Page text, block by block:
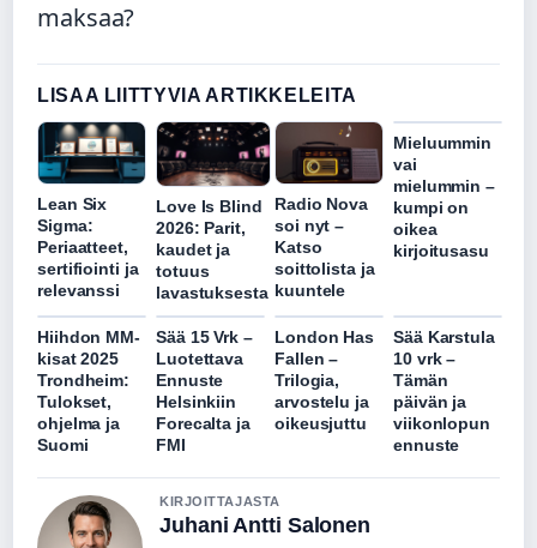
maksaa?
LISAA LIITTYVIA ARTIKKELEITA
Lean Six
Sigma:
Periaatteet,
sertifiointi ja
relevanssi
Love Is Blind
2026: Parit,
kaudet ja
totuus
lavastuksesta
Radio Nova
soi nyt –
Katso
soittolista ja
kuuntele
Mieluummin
vai
mielummin –
kumpi on
oikea
kirjoitusasu
Hiihdon MM-
kisat 2025
Trondheim:
Tulokset,
ohjelma ja
Suomi
Sää 15 Vrk –
Luotettava
Ennuste
Helsinkiin
Forecalta ja
FMI
London Has
Fallen –
Trilogia,
arvostelu ja
oikeusjuttu
Sää Karstula
10 vrk –
Tämän
päivän ja
viikonlopun
ennuste
KIRJOITTAJASTA
Juhani Antti Salonen